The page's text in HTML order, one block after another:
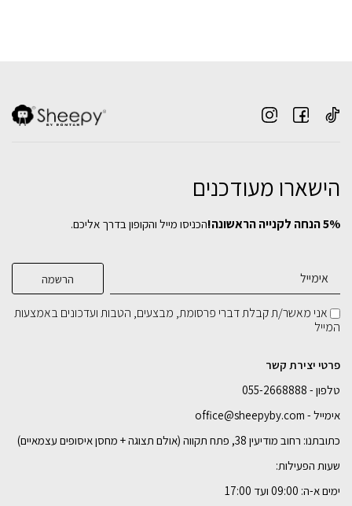
הישארו מעודכנים
5% הנחה לקנייה הראשונה! הכניסו מייל והקופון בדרך אליכם.
אני מאשר/ת קבלת דברי פרסומת, מבצעים, הטבות ועדכונים באמצעות
המייל
פרטי יצירת קשר
טלפון - 055-2668888
אימייל - office@sheepyby.com
כתובתנו: רחוב מודיעין 38, פתח תקווה (אולם תצוגה + מחסן איסופים עצמאיים)
שעות הפעילות:
ימים א-ה: 09:00 ועד 17:00